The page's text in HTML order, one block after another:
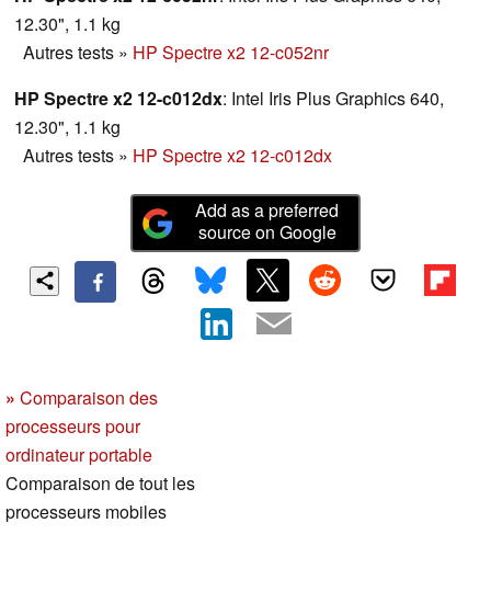
12.30", 1.1 kg
Autres tests » HP Spectre x2 12-c052nr
HP Spectre x2 12-c012dx: Intel Iris Plus Graphics 640,
12.30", 1.1 kg
Autres tests » HP Spectre x2 12-c012dx
Add as a preferred
source on Google
» Comparaison des
processeurs pour
ordinateur portable
Comparaison de tout les
processeurs mobiles